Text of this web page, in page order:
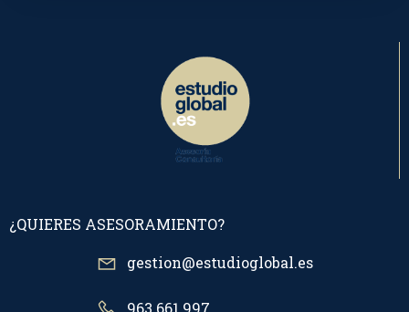
¿QUIERES ASESORAMIENTO?
gestion@estudioglobal.es
963 661 997